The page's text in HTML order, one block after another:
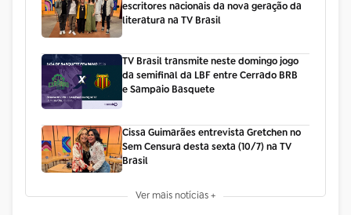
escritores nacionais da nova geração da
literatura na TV Brasil
TV Brasil transmite neste domingo jogo
da semifinal da LBF entre Cerrado BRB
e Sampaio Basquete
Cissa Guimarães entrevista Gretchen no
Sem Censura desta sexta (10/7) na TV
Brasil
Ver mais notícias +